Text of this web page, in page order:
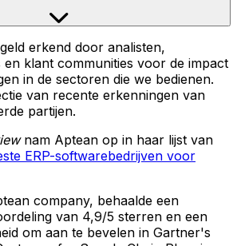
erkend door analisten,
klant communities voor de impact
in de sectoren die we bedienen.
van recente erkenningen van
partijen.
nam Aptean op in haar lijst van
ERP-softwarebedrijven voor
company, behaalde een
van 4,9/5 sterren en een
om aan te bevelen in Gartner's